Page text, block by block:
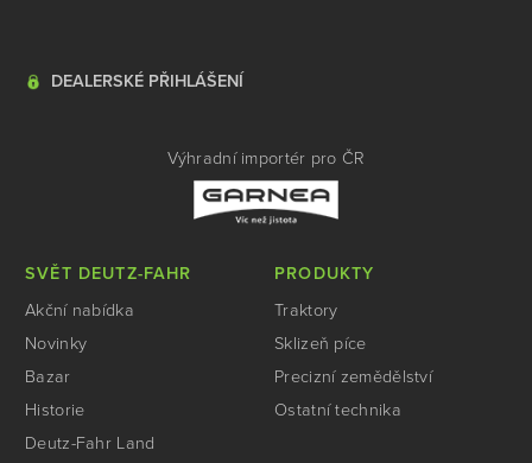
DEALERSKÉ PŘIHLÁŠENÍ
Výhradní importér pro ČR
SVĚT DEUTZ-FAHR
Akční nabídka
Novinky
Bazar
Historie
Deutz-Fahr Land
PRODUKTY
Traktory
Sklizeň píce
Precizní zemědělství
Ostatní technika